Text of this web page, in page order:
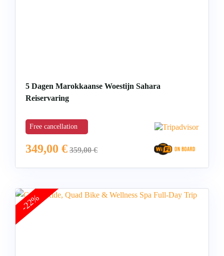
5 Dagen Marokkaanse Woestijn Sahara
Reiservaring
Free cancellation
349,00 € 359,00€
-22%